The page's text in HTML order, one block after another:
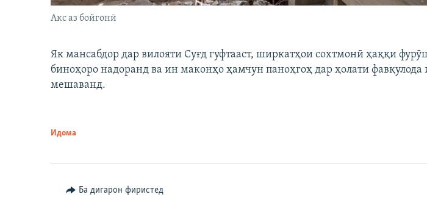
Акс аз бойгонӣ
Як мансабдор дар вилояти Суғд гуфтааст, ширкатҳои сохтмонӣ ҳаққи
биноҳоро надоранд ва ин маконҳо ҳамчун паноҳгоҳ дар ҳолати фавқулода
мешаванд.
Идома
Ба дигарон фиристед